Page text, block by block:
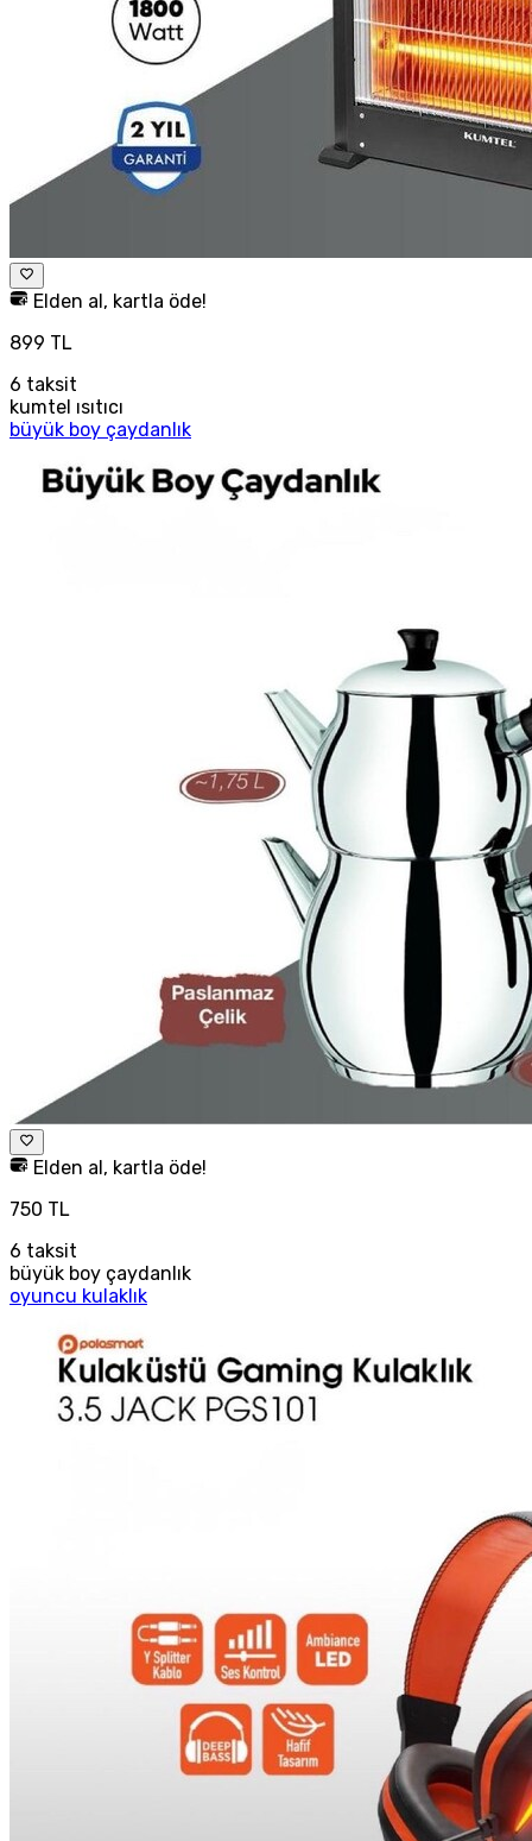
Elden al, kartla öde!
899 TL
6 taksit
kumtel ısıtıcı
büyük boy çaydanlık
Elden al, kartla öde!
750 TL
6 taksit
büyük boy çaydanlık
oyuncu kulaklık